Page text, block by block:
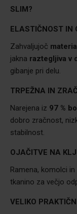
SLIM?
ELASTIČNOST IN
Zahvaljujoč
jakna raztegljiva v
gibanje pri delu.
TRPEŽNA IN
Narejena iz 97 %
dobro zračnost,
stabilnost.
OJAČITVE NA
Ramena, komolci
tkanino za večjo
VELIKO